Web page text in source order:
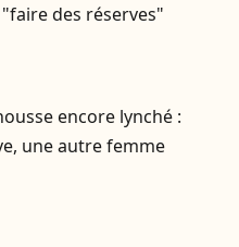
des réserves"
encore lynché :
une autre femme